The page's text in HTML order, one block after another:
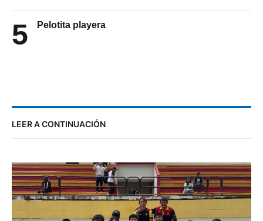
5 Pelotita playera
LEER A CONTINUACIÓN